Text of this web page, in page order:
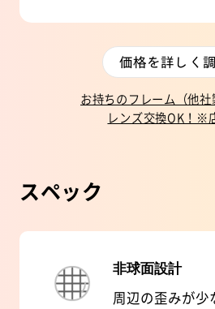
価格を詳しく
お持ちのフレーム（他
レンズ交換OK！※
スペック
非球面設計
周辺の歪みが少